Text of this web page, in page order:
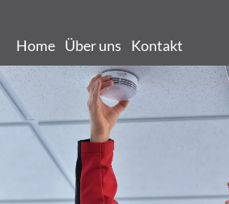
Home Über uns Kontakt